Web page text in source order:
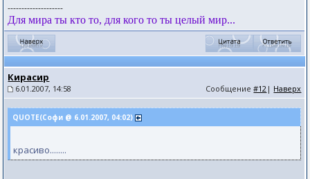
--------------------
Для мира ты кто то, для кого то ты целый мир...
Кирасир
6.01.2007, 14:58 Сообщение#12 | Наверх
QUOTE(Софи @ 6.01.2007, 04:02)
красиво........